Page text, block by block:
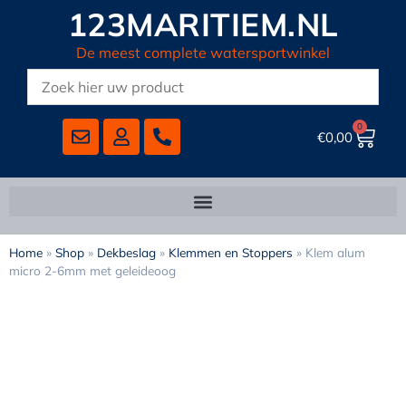
123MARITIEM.NL
De meest complete watersportwinkel
€0,00
0
Home » Shop » Dekbeslag » Klemmen en Stoppers » Klem alum
micro 2-6mm met geleideoog